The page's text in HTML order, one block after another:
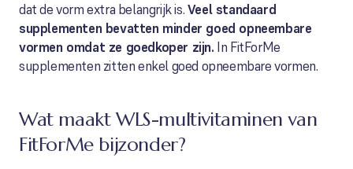
dat de vorm extra belangrijk is.Veel standaard
supplementen bevatten minder goed opneembare
vormen omdat ze goedkoper zijn. In FitForMe
supplementen zitten enkel goed opneembare vormen.
Wat maakt WLS-multivitaminen van
FitForMe bijzonder?